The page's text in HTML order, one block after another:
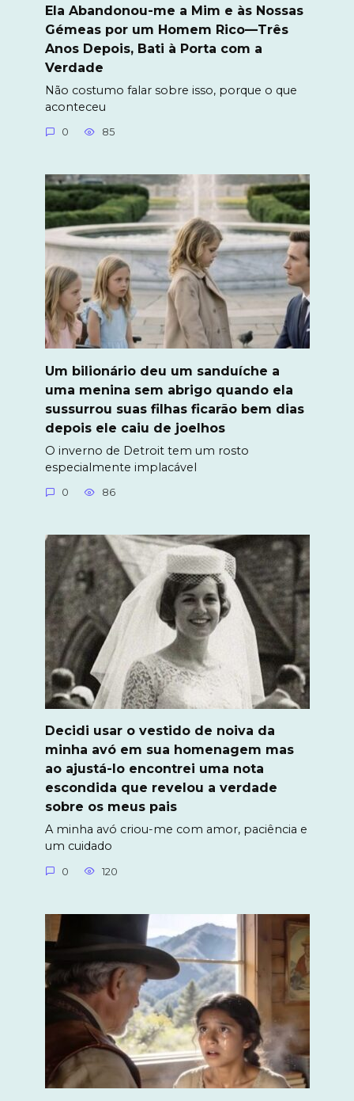
Ela Abandonou-me a Mim e às Nossas
Gémeas por um Homem Rico—Três
Anos Depois, Bati à Porta com a
Verdade
Não costumo falar sobre isso, porque o que
aconteceu
0 85
Um bilionário deu um sanduíche a
uma menina sem abrigo quando ela
sussurrou suas filhas ficarão bem dias
depois ele caiu de joelhos
O inverno de Detroit tem um rosto
especialmente implacável
0 86
Decidi usar o vestido de noiva da
minha avó em sua homenagem mas
ao ajustá-lo encontrei uma nota
escondida que revelou a verdade
sobre os meus pais
A minha avó criou-me com amor, paciência e
um cuidado
0 120